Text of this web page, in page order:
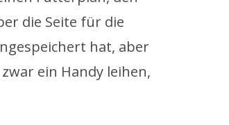
die Seite für die
hat, aber
ein Handy leihen,